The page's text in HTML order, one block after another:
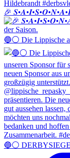
🎉
🔵⚪️ Die Lippische
🔵⚪️